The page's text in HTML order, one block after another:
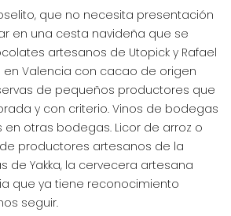
que no necesita presentación
en una cesta navideña que se
artesanos de Utopick y Rafael
en Valencia con cacao de origen
de pequeños productores que
y con criterio. Vinos de bodegas
otras bodegas. Licor de arroz o
productores artesanos de la
de Yakka, la cervecera artesana
que ya tiene reconocimiento
seguir.